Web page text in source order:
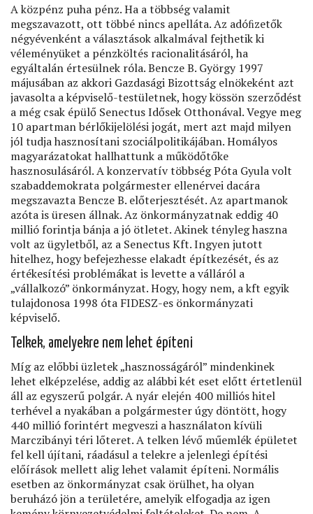
A közpénz puha pénz. Ha a többség valamit
megszavazott, ott többé nincs apelláta. Az adóﬁzetők
négyévenként a választások alkalmával fejthetik ki
véleményüket a pénzköltés racionalitásáról, ha
egyáltalán értesülnek róla. Bencze B. György 1997
májusában az akkori Gazdasági Bizottság elnökeként azt
javasolta a képviselő-testületnek, hogy kössön szerződést
a még csak épülő Senectus Idősek Otthonával. Vegye meg
10 apartman bérlőkijelölési jogát, mert azt majd milyen
jól tudja hasznosítani szociálpolitikájában. Homályos
magyarázatokat hallhattunk a működőtőke
hasznosulásáról. A konzervatív többség Póta Gyula volt
szabaddemokrata polgármester ellenérvei dacára
megszavazta Bencze B. előterjesztését. Az apartmanok
azóta is üresen állnak. Az önkormányzatnak eddig 40
millió forintja bánja a jó ötletet. Akinek tényleg haszna
volt az ügyletből, az a Senectus Kft. Ingyen jutott
hitelhez, hogy befejezhesse elakadt építkezését, és az
értékesítési problémákat is levette a válláról a
„vállalkozó” önkormányzat. Hogy, hogy nem, a kft egyik
tulajdonosa 1998 óta FIDESZ-es önkormányzati
képviselő.
Telkek, amelyekre nem lehet építeni
Míg az előbbi üzletek „hasznosságáról” mindenkinek
lehet elképzelése, addig az alábbi két eset előtt értetlenül
áll az egyszerű polgár. A nyár elején 400 milliós hitel
terhével a nyakában a polgármester úgy döntött, hogy
440 millió forintért megveszi a használaton kívüli
Marczibányi téri lőteret. A telken lévő műemlék épületet
fel kell újítani, ráadásul a telekre a jelenlegi építési
előírások mellett alig lehet valamit építeni. Normális
esetben az önkormányzat csak örülhet, ha olyan
beruházó jön a területére, amelyik elfogadja az igen